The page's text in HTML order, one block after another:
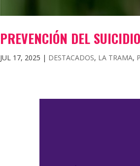
PREVENCIÓN DEL
JUL 17, 2025 | DESTACADOS, LA TRAMA,